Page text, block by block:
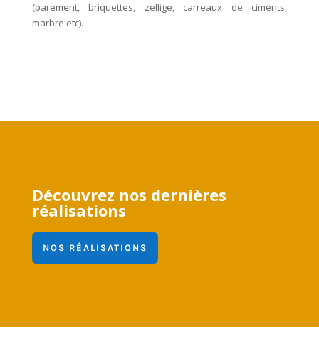
(parement, briquettes, zellige, carreaux de ciments,
marbre etc).
Découvrez nos dernières
réalisations
NOS RÉALISATIONS